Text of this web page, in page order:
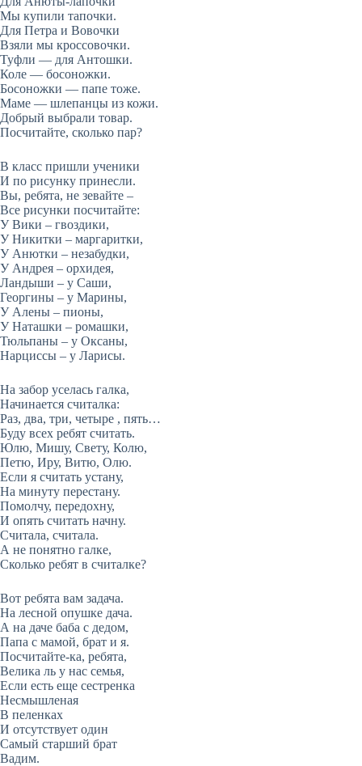
Мы купили тапочки.
Для Петра и Вовочки
Взяли мы кроссовочки.
Туфли — для Антошки.
Коле — босоножки.
Босоножки — папе тоже.
Маме — шлепанцы из кожи.
Добрый выбрали товар.
Посчитайте, сколько пар?
В класс пришли ученики
И по рисунку принесли.
Вы, ребята, не зевайте –
Все рисунки посчитайте:
У Вики – гвоздики,
У Никитки – маргаритки,
У Анютки – незабудки,
У Андрея – орхидея,
Ландыши – у Саши,
Георгины – у Марины,
У Алены – пионы,
У Наташки – ромашки,
Тюльпаны – у Оксаны,
Нарциссы – у Ларисы.
На забор уселась галка,
Начинается считалка:
Раз, два, три, четыре , пять…
Буду всех ребят считать.
Юлю, Мишу, Свету, Колю,
Петю, Иру, Витю, Олю.
Если я считать устану,
На минуту перестану.
Помолчу, передохну,
И опять считать начну.
Считала, считала.
А не понятно галке,
Сколько ребят в считалке?
Вот ребята вам задача.
На лесной опушке дача.
А на даче баба с дедом,
Папа с мамой, брат и я.
Посчитайте-ка, ребята,
Велика ль у нас семья,
Если есть еще сестренка
Несмышленая
В пеленках
И отсутствует один
Самый старший брат
Вадим.